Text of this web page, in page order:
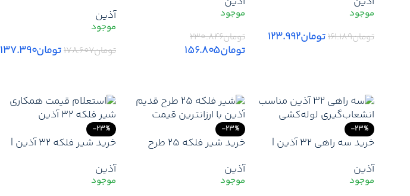
اینچ آذین
تومان۱۶۱.۱۸۹تومان۱۲۳.۹۹۲
روز سراهی بوشن فلزی
آذین+ ارسال فوری
تومان۲۳۰.۸۴۶
تومان۱۵۶.۸۰۵
آذین + ارسال فوری
آذین
تومان۱۷۸.۶۰۷تومان۱۳۷.۳۹۰
-23%
خرید سه راهی 32 آذین |
جدید آذین + ارسال سریع
آذین
-23%
خرید شیر فلکه 25 طرح
+ قیمت پخش و همکار
آذین
-23%
خرید شیر فلکه 32 آذین |
32 آذین + تخفیف همکاری
و پروژه + ارسال فوری
آذین